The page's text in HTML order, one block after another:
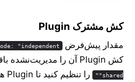
کش مشترک Plugin
مقدار پیش‌فرض "independent"
کش Plugin آن را مدیریت‌نشده باقی می‌گذارد.
"shared"